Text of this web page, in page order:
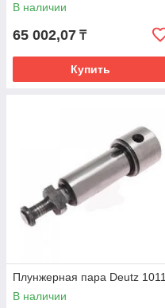
В наличии
65 002,07 ₸
Купить
Плунжерная пара Deutz 1011
В наличии